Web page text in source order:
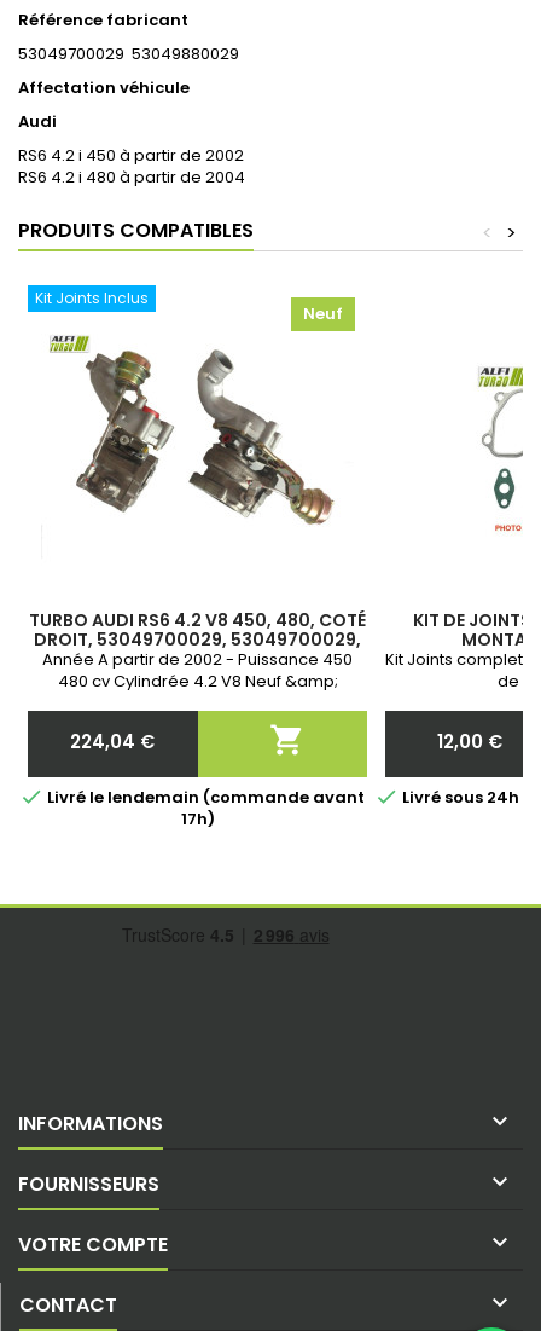
Référence fabricant
53049700029 53049880029
Affectation véhicule
Audi
RS6 4.2 i 450 à partir de 2002
RS6 4.2 i 480 à partir de 2004
PRODUITS COMPATIBLES >
<
Kit Joints Inclus
Neuf
TURBO AUDI RS6 4.2 V8 450, 480, COTÉ
DROIT, 53049700029, 53049700029,
53049880029
Année A partir de 2002 - Puissance 450
480 cv Cylindrée 4.2 V8 Neuf &amp;
Prix
224,04 € 
 Livré le lendemain (commande avant
17h)
KIT DE JOINTS
Kit Joints complet
de
Prix
12,00 €
 Livré sous 24h
INFORMATIONS 
FOURNISSEURS 
VOTRE COMPTE 
CONTACT 